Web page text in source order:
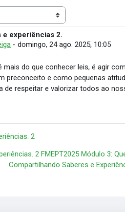
e experiências 2.
-domingo, 24 ago. 2025, 10:05
mais do que conhecer leis, é agir
preconceito e como pequenas
de respeitar e valorizar todos ao
2
2 FMEPT2025 Módulo 3:
Compartilhando Saberes e